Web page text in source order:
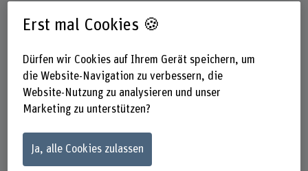
Steckbrief
Beteiligte Departemente
Gesundheit
Pflege
Förderorganisation
BFH
Erst mal Cookies 🍪
Dürfen wir Cookies auf Ihrem Gerät speichern, um
die Website-Navigation zu verbessern, die
Website-Nutzung zu analysieren und unser
Marketing zu unterstützen?
Ja, alle Cookies zulassen